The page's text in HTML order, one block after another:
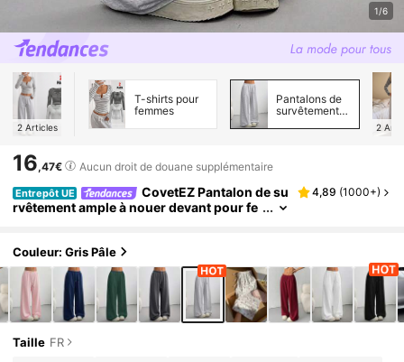
1/6
2 Articles
T-shirts pour
femmes
Pantalons de
survêtement
2
16,47€ Aucun droit de douane supplémentaire
Entrepôt UE
CovetEZ Pantalon de su
rvêtement ample à nouer devant pour fe
seignants, rentrée scolaire
4,89 (1000+)
Couleur: Gris Pâle
Taille FR